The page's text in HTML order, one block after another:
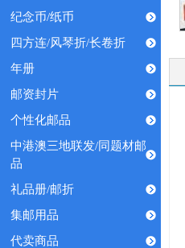
纪念币/纸币
四方连/风琴折/长卷折
年册
邮资封片
个性化邮品
中港澳三地联发/同题材邮
品
礼品册/邮折
集邮用品
代卖商品